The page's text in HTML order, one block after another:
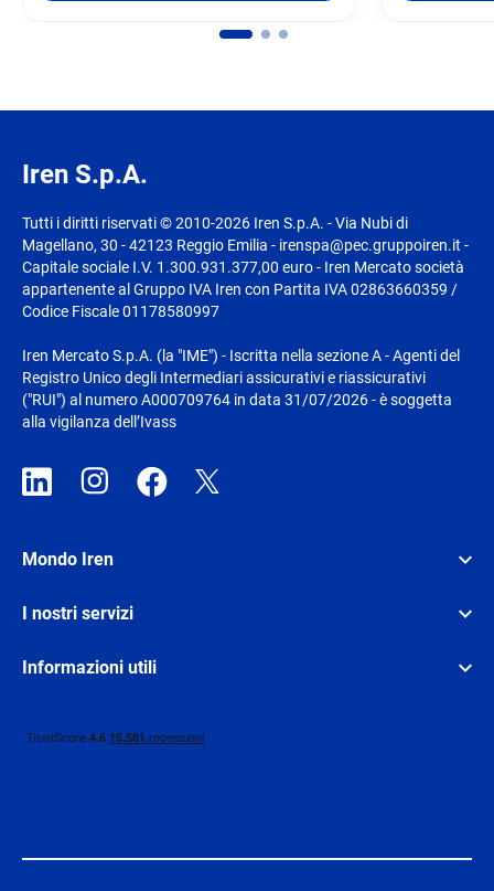
Iren S.p.A.
Tutti i diritti riservati © 2010-2026 Iren S.p.A. - Via Nubi di
Magellano, 30 - 42123 Reggio Emilia - irenspa@pec.gruppoiren.it -
Capitale sociale I.V. 1.300.931.377,00 euro - Iren Mercato società
appartenente al Gruppo IVA Iren con Partita IVA 02863660359 /
Codice Fiscale 01178580997
Iren Mercato S.p.A. (la "IME") - Iscritta nella sezione A - Agenti del
Registro Unico degli Intermediari assicurativi e riassicurativi
("RUI") al numero A000709764 in data 31/07/2026 - è soggetta
alla vigilanza dell’Ivass
Mondo Iren
I nostri servizi
Informazioni utili